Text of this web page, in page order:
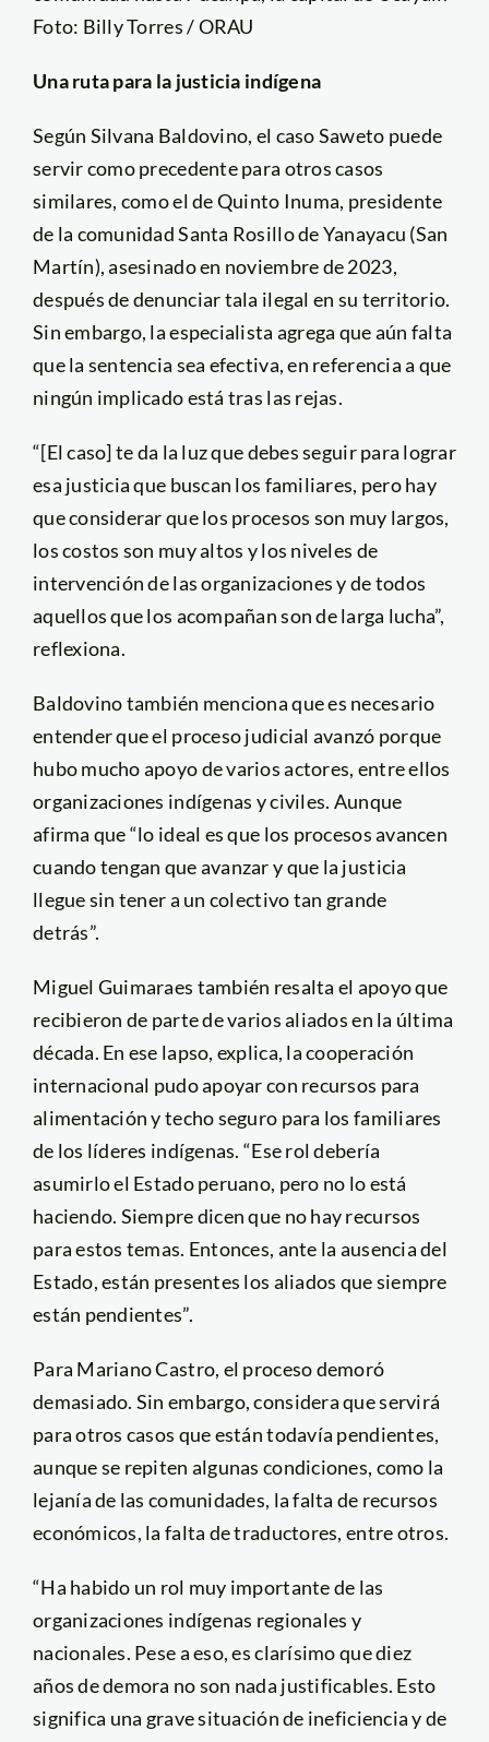
Foto: Billy Torres / ORAU
Una ruta para la justicia indígena
Según Silvana Baldovino, el caso Saweto puede
servir como precedente para otros casos
similares, como el de Quinto Inuma, presidente
de la comunidad Santa Rosillo de Yanayacu (San
Martín), asesinado en noviembre de 2023,
después de denunciar tala ilegal en su territorio.
Sin embargo, la especialista agrega que aún falta
que la sentencia sea efectiva, en referencia a que
ningún implicado está tras las rejas.
“[El caso] te da la luz que debes seguir para lograr
esa justicia que buscan los familiares, pero hay
que considerar que los procesos son muy largos,
los costos son muy altos y los niveles de
intervención de las organizaciones y de todos
aquellos que los acompañan son de larga lucha”,
reflexiona.
Baldovino también menciona que es necesario
entender que el proceso judicial avanzó porque
hubo mucho apoyo de varios actores, entre ellos
organizaciones indígenas y civiles. Aunque
afirma que “lo ideal es que los procesos avancen
cuando tengan que avanzar y que la justicia
llegue sin tener a un colectivo tan grande
detrás”.
Miguel Guimaraes también resalta el apoyo que
recibieron de parte de varios aliados en la última
década. En ese lapso, explica, la cooperación
internacional pudo apoyar con recursos para
alimentación y techo seguro para los familiares
de los líderes indígenas. “Ese rol debería
asumirlo el Estado peruano, pero no lo está
haciendo. Siempre dicen que no hay recursos
para estos temas. Entonces, ante la ausencia del
Estado, están presentes los aliados que siempre
están pendientes”.
Para Mariano Castro, el proceso demoró
demasiado. Sin embargo, considera que servirá
para otros casos que están todavía pendientes,
aunque se repiten algunas condiciones, como la
lejanía de las comunidades, la falta de recursos
económicos, la falta de traductores, entre otros.
“Ha habido un rol muy importante de las
organizaciones indígenas regionales y
nacionales. Pese a eso, es clarísimo que diez
años de demora no son nada justificables. Esto
significa una grave situación de ineficiencia y de